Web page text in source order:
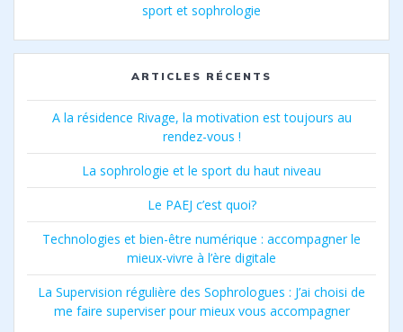
sport et sophrologie
ARTICLES RÉCENTS
A la résidence Rivage, la motivation est toujours au
rendez-vous !
La sophrologie et le sport du haut niveau
Le PAEJ c’est quoi?
Technologies et bien-être numérique : accompagner le
mieux-vivre à l’ère digitale
La Supervision régulière des Sophrologues : J’ai choisi de
me faire superviser pour mieux vous accompagner